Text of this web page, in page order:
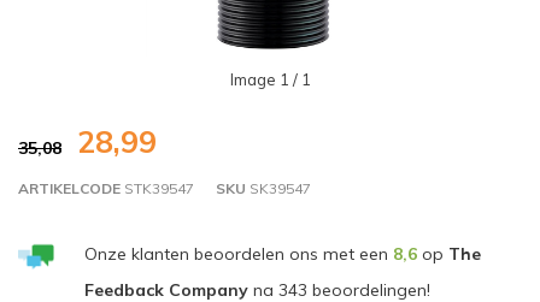
Image 1 / 1
35,08 28,99
ARTIKELCODE STK39547 SKU SK39547
Onze klanten beoordelen ons met een 8,6op The
Feedback Companyna 343 beoordelingen!